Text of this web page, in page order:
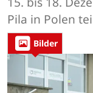
Pila in Polen
Bilder